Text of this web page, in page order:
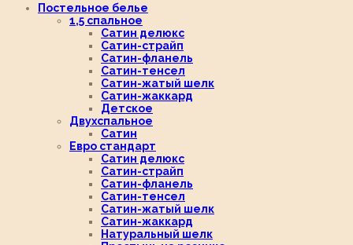
Постельное белье
1,5 спальное
Сатин делюкс
Сатин-страйп
Сатин-фланель
Сатин-тенсел
Сатин-жатый шелк
Сатин-жаккард
Детское
Двухспальное
Сатин
Евро стандарт
Сатин делюкс
Сатин-страйп
Сатин-фланель
Сатин-тенсел
Сатин-жатый шелк
Сатин-жаккард
Натуральный шелк